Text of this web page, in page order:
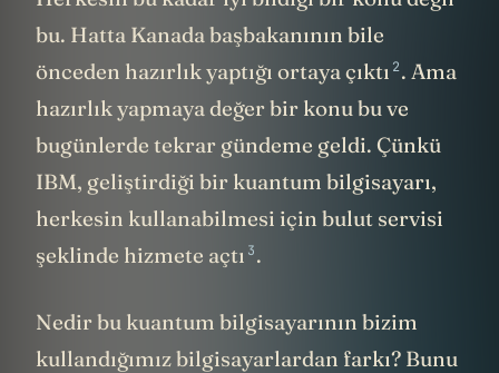
bu. Hatta Kanada başbakanının bile
önceden hazırlık yaptığı ortaya çıktı 2. Ama
hazırlık yapmaya değer bir konu bu ve
bugünlerde tekrar gündeme geldi. Çünkü
IBM, geliştirdiği bir kuantum bilgisayarı,
herkesin kullanabilmesi için bulut servisi
şeklinde hizmete açtı 3.
Nedir bu kuantum bilgisayarının bizim
kullandığımız bilgisayarlardan farkı? Bunu